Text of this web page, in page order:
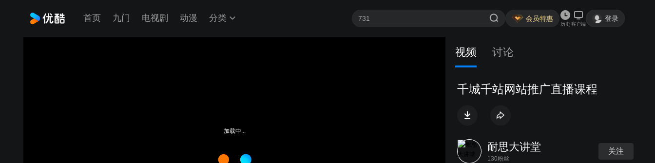
首页 九门 电视剧 动漫 分类 会员特惠
历史 客户端
登录
加载中...
视频 讨论
千城千站网站推广直播课程
耐思大讲堂
130粉丝
关注